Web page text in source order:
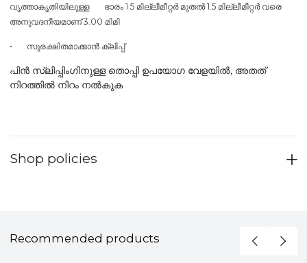
വൃത്താകൃതിയിലുള്ള ഭാരം 1.5 മില്ലീമീറ്റർ മുതൽ 1.5 മില്ലീമീറ്റർ വരെ
അനുവദനീയമാണ് 3.00 മിമി
• സുരക്ഷിതമാക്കാൻ ക്ലിപ്പ്
പിൻ സ്ലിപ്പിംഗിനുള്ള തൊപ്പി ഉപയോഗ വേളയിൽ, അതത്
നിറത്തിൽ നിറം നൽകുക
Shop policies
Recommended products